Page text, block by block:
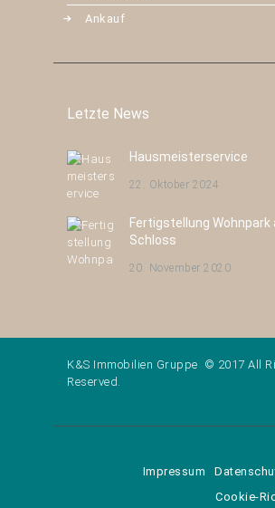
Ankauf
Letzte News
Hausmeisterservice
22. Oktober 2024
Fertigstellung Wohnpark
Schloss
20. November 2020
K&S Immobilien Gruppe © 2017 All
Reserved.
Impressum
Cookie-